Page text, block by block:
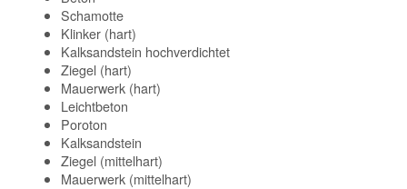
Schamotte
Klinker (hart)
Kalksandstein hochverdichtet
Ziegel (hart)
Mauerwerk (hart)
Leichtbeton
Poroton
Kalksandstein
Ziegel (mittelhart)
Mauerwerk (mittelhart)